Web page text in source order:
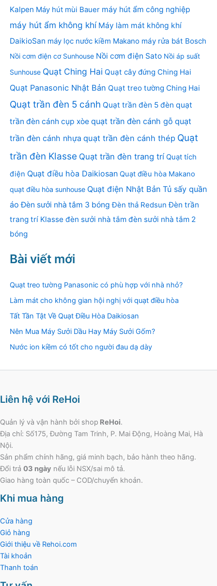
Kalpen Máy hút mùi Bauer máy hút ẩm công nghiệp
máy hút ẩm không khí Máy làm mát không khí
DaikioSan máy lọc nước kiềm Makano máy rửa bát Bosch
Nồi cơm điện cơ Sunhouse Nồi cơm điện Sato Nồi áp suất
Sunhouse Quạt Ching Hai Quạt cây đứng Ching Hai
Quạt Panasonic Nhật Bản Quạt treo tường Ching Hai
Quạt trần đèn 5 cánh Quạt trần đèn 5 đèn quạt
trần đèn cánh cụp xòe quạt trần đèn cánh gỗ quạt
trần đèn cánh nhựa quạt trần đèn cánh thép Quạt
trần đèn Klasse Quạt trần đèn trang trí Quạt tích
điện Quạt điều hòa Daikiosan Quạt điều hòa Makano
quạt điều hòa sunhouse Quạt điện Nhật Bản Tủ sấy quần
áo Đèn sưởi nhà tắm 3 bóng Đèn thả Redsun Đèn trần
trang trí Klasse đèn sưởi nhà tắm đèn sưởi nhà tắm 2
bóng
Bài viết mới
Quạt treo tường Panasonic có phù hợp với nhà nhỏ?
Làm mát cho không gian hội nghị với quạt điều hòa
Tất Tần Tật Về Quạt Điều Hòa Daikiosan
Nên Mua Máy Sưởi Dầu Hay Máy Sưởi Gốm?
Nước ion kiềm có tốt cho người đau dạ dày
Liên hệ với ReHoi
Quản lý và vận hành bởi shop ReHoi.
Địa chỉ: Số175, Đường Tam Trinh, P. Mai Động, Hoàng Mai, Hà
Nội.
Sản phẩm chính hãng, giá minh bạch, bảo hành theo hãng.
Đổi trả 03 ngày nếu lỗi NSX/sai mô tả.
Giao hàng toàn quốc – COD/chuyển khoản.
Khi mua hàng
Cửa hàng
Giỏ hàng
Giới thiệu về Rehoi.com
Tài khoản
Thanh toán